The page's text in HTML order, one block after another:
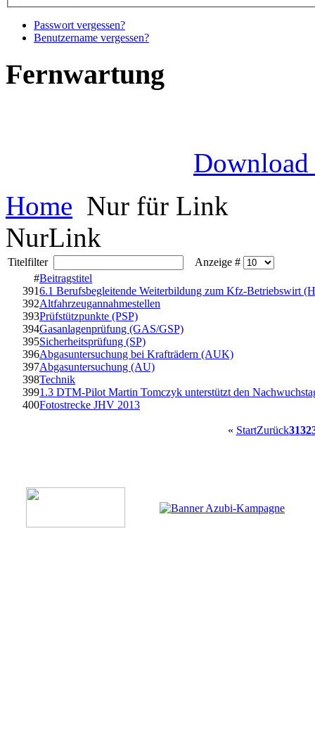
Passwort vergessen?
Benutzername vergessen?
Fernwartung
Download
Home Nur für Link
NurLink
Titelfilter
Anzeige #
#Beitragstitel
3916.1 Berufsbegleitende Weiterbildung zum Kfz-Betriebswirt
392Altfahrzeugannahmestellen
393Prüfstützpunkte (PSP)
394Gasanlagenprüfung (GAS/GSP)
395Sicherheitsprüfung (SP)
396Abgasuntersuchung bei Krafträdern (AUK)
397Abgasuntersuchung (AU)
398Technik
3991.3 DTM-Pilot Martin Tomczyk unterstützt den
400Fotostrecke JHV 2013
« StartZurück3132